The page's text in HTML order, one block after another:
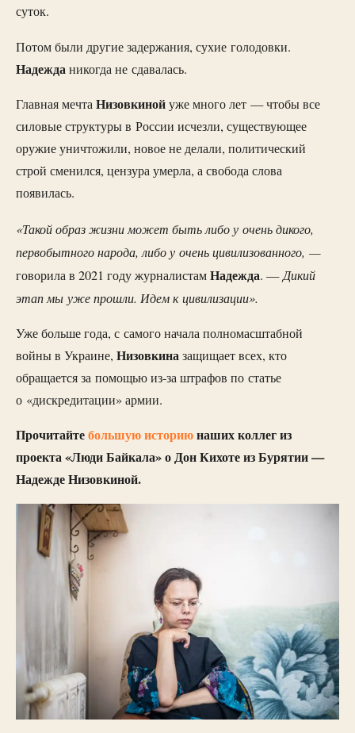
суток.
Потом были другие задержания, сухие голодовки.
Надежданикогда не сдавалась.
Главная мечтаНизовкинойуже много лет — чтобы все
силовые структуры в России исчезли, существующее
оружие уничтожили, новое не делали, политический
строй сменился, цензура умерла, а свобода слова
появилась.
«Такой образ жизни может быть либо у очень дикого,
первобытного народа, либо у очень цивилизованного, —
говорила в 2021 году журналистамНадежда. —Дикий
этап мы уже прошли. Идем к цивилизации».
Уже больше года, с самого начала полномасштабной
войны в Украине, Низовкиназащищает всех, кто
обращается за помощью из-за штрафов по статье
о «дискредитации» армии.
Прочитайтебольшую историюнаших коллег из
проекта «Люди Байкала» о Дон Кихоте из Бурятии —
Надежде Низовкиной.